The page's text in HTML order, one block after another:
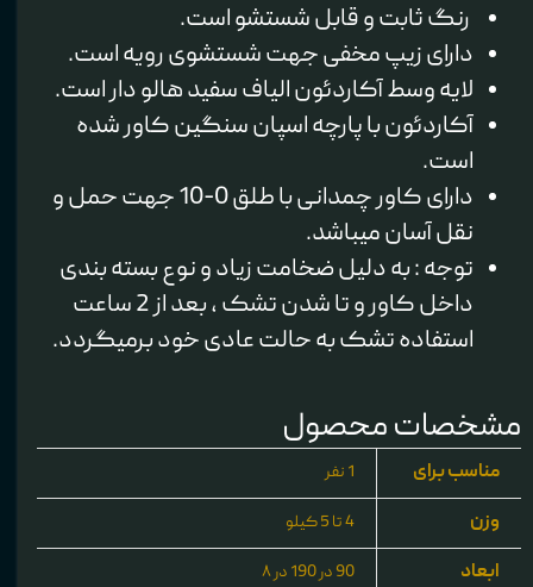
رنگ ثابت و‌ قابل شستشو است.
دارای زیپ مخفی جهت شستشوی رویه است.
لایه وسط آکاردئون الیاف سفید هالو دار است.
آکاردئون با پارچه اسپان سنگین کاور شده
است.
دارای کاور چمدانی با طلق 0-10 جهت حمل و
نقل آسان میباشد.
توجه : به دلیل ضخامت زیاد و نوع بسته بندی
داخل کاور و تا شدن تشک ، بعد از 2 ساعت
استفاده تشک به حالت عادی خود برمیگردد.
مشخصات محصول
مناسب برای 1 نفر
وزن 4 تا 5 کیلو
ابعاد 90 در 190 در ۸